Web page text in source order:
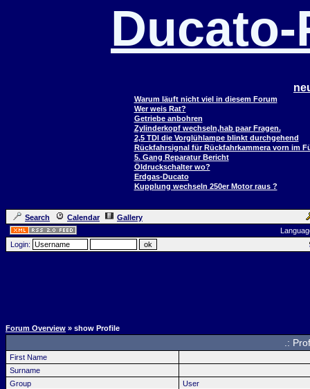
Warum läuft nicht viel in diesem Forum
Wer weis Rat?
Getriebe anbohren
Zylinderkopf wechseln,hab paar Fragen.
2,5 TDI die Vorglühlampe blinkt durchgehend
Rückfahrsignal für Rückfahrkammera vorn im
5. Gang Reparatur Bericht
Öldruckschalter wo?
Erdgas-Ducato
Kupplung wechseln 250er Motor raus ?
Search Calendar
Gallery
Login:
Forum Overview » show Profile
.:
First Name
Surname
Group
User